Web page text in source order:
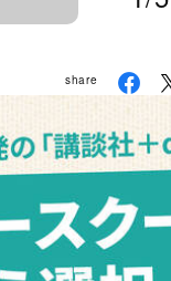
share